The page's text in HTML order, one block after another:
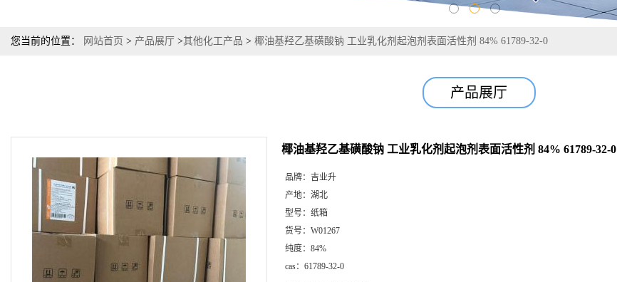
您当前的位置： 网站首页 > 产品展厅 >其他化工产品 > 椰油基羟乙基磺酸钠 工业乳化剂起泡剂表面活性剂 84% 61789-32-0
产品展厅
椰油基羟乙基磺酸钠 工业乳化剂起泡剂表面活性剂 84% 61789-32-0
品牌： 吉业升
产地： 湖北
型号： 纸箱
货号： W01267
纯度： 84%
cas： 61789-32-0